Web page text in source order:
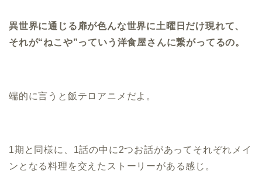
異世界に通じる扉が色んな世界に土曜日だけ現れて、
それが“ねこや”っていう洋食屋さんに繋がってるの。
端的に言うと飯テロアニメだよ。
1期と同様に、1話の中に2つお話があってそれぞれメイ
ンとなる料理を交えたストーリーがある感じ。